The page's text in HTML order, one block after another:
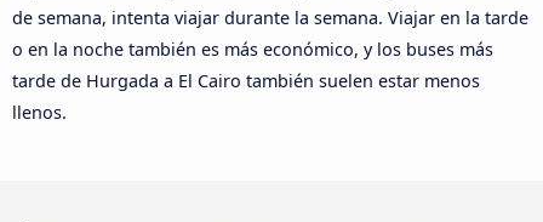
de semana, intenta viajar durante la semana. Viajar en la tarde
o en la noche también es más económico, y los buses más
tarde de Hurgada a El Cairo también suelen estar menos
llenos.